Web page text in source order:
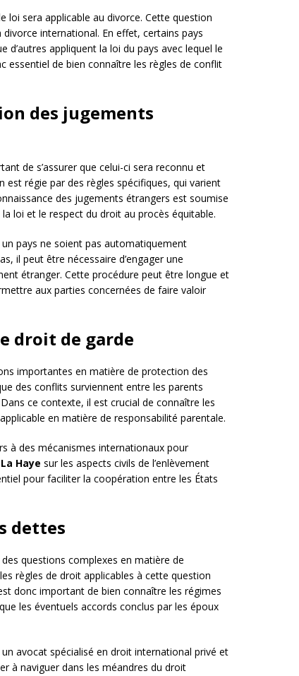
sera applicable au divorce. Cette question
international. En effet, certains pays
appliquent la loi du pays avec lequel le
essentiel de bien connaître les règles de conflit
des jugements
de s’assurer que celui-ci sera reconnu et
est régie par des règles spécifiques, qui varient
des jugements étrangers est soumise
loi et le respect du droit au procès équitable.
pays ne soient pas automatiquement
il peut être nécessaire d’engager une
étranger. Cette procédure peut être longue et
aux parties concernées de faire valoir
droit de garde
importantes en matière de protection des
des conflits surviennent entre les parents
ce contexte, il est crucial de connaître les
en matière de responsabilité parentale.
à des mécanismes internationaux pour
Haye sur les aspects civils de l’enlèvement
pour faciliter la coopération entre les États
dettes
questions complexes en matière de
règles de droit applicables à cette question
donc important de bien connaître les régimes
les éventuels accords conclus par les époux
avocat spécialisé en droit international privé et
à naviguer dans les méandres du droit